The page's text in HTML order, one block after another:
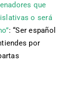
que
o será
: “Ser español
por